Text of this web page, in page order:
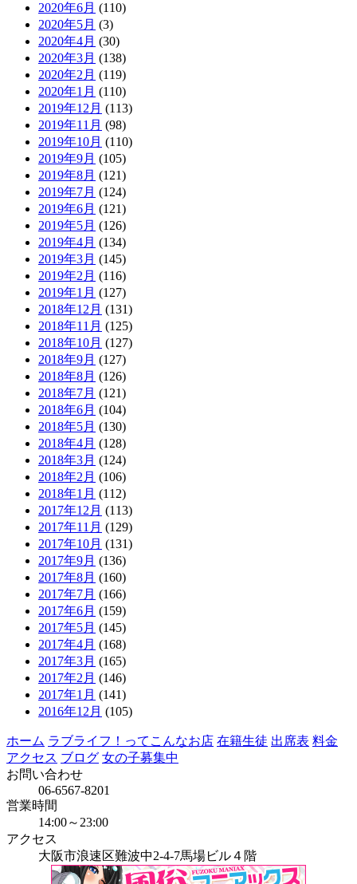
2020年6月 (110)
2020年5月 (3)
2020年4月 (30)
2020年3月 (138)
2020年2月 (119)
2020年1月 (110)
2019年12月 (113)
2019年11月 (98)
2019年10月 (110)
2019年9月 (105)
2019年8月 (121)
2019年7月 (124)
2019年6月 (121)
2019年5月 (126)
2019年4月 (134)
2019年3月 (145)
2019年2月 (116)
2019年1月 (127)
2018年12月 (131)
2018年11月 (125)
2018年10月 (127)
2018年9月 (127)
2018年8月 (126)
2018年7月 (121)
2018年6月 (104)
2018年5月 (130)
2018年4月 (128)
2018年3月 (124)
2018年2月 (106)
2018年1月 (112)
2017年12月 (113)
2017年11月 (129)
2017年10月 (131)
2017年9月 (136)
2017年8月 (160)
2017年7月 (166)
2017年6月 (159)
2017年5月 (145)
2017年4月 (168)
2017年3月 (165)
2017年2月 (146)
2017年1月 (141)
2016年12月 (105)
ホーム ラブライフ！ってこんなお店 在籍生徒 出席表 料金
アクセス ブログ 女の子募集中
お問い合わせ
06-6567-8201
営業時間
14:00～23:00
アクセス
大阪市浪速区難波中2-4-7馬場ビル４階